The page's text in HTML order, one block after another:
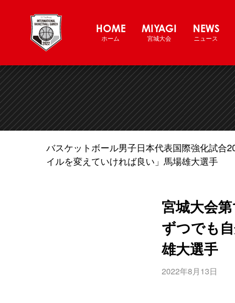
HOME
ホーム
MIYAGI
宮城大会
NEWS
ニュース
バスケットボール男子日本代表国際強化試合
イルを変えていければ良い」馬場雄大選手
宮城大会
ずつでも
雄大選手
2022年8月13日